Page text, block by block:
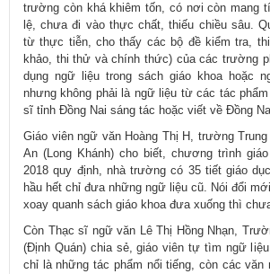
trường còn khá khiêm tốn, có nơi còn mang
lệ, chưa đi vào thực chất, thiếu chiều sâu.
từ thực tiễn, cho thấy các bộ đề kiểm tra, thi
khảo, thi thử và chính thức) của các trường
dụng ngữ liệu trong sách giáo khoa hoặc
nhưng không phải là ngữ liệu từ các tác
sĩ tỉnh Đồng Nai sáng tác hoặc viết về Đồng
Giáo viên ngữ văn Hoàng Thị H, trường
An (Long Khánh) cho biết, chương trình
2018 quy định, nhà trường có 35 tiết giáo
hầu hết chỉ đưa những ngữ liệu cũ. Nói đổi
xoay quanh sách giáo khoa đưa xuống thì
Còn Thạc sĩ ngữ văn Lê Thị Hồng Nhạn,
(Định Quán) chia sẻ, giáo viên tự tìm ngữ
chỉ là những tác phẩm nổi tiếng, còn các văn